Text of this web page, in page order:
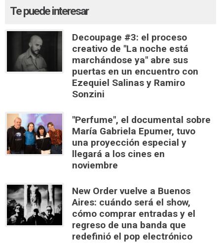
Te puede interesar
Decoupage #3: el proceso
creativo de "La noche está
marchándose ya" abre sus
puertas en un encuentro con
Ezequiel Salinas y Ramiro
Sonzini
"Perfume", el documental sobre
María Gabriela Epumer, tuvo
una proyección especial y
llegará a los cines en
noviembre
New Order vuelve a Buenos
Aires: cuándo será el show,
cómo comprar entradas y el
regreso de una banda que
redefinió el pop electrónico